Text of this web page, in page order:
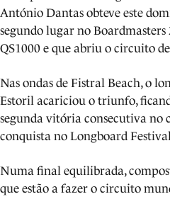
António Dantas obteve este
segundo lugar no
QS1000 e que abriu o circuito
Nas ondas de Fistral Beach, o
Estoril acariciou o triunfo,
segunda vitória consecutiva no
conquista no Longboard
Numa final equilibrada,
que estão a fazer o circuito